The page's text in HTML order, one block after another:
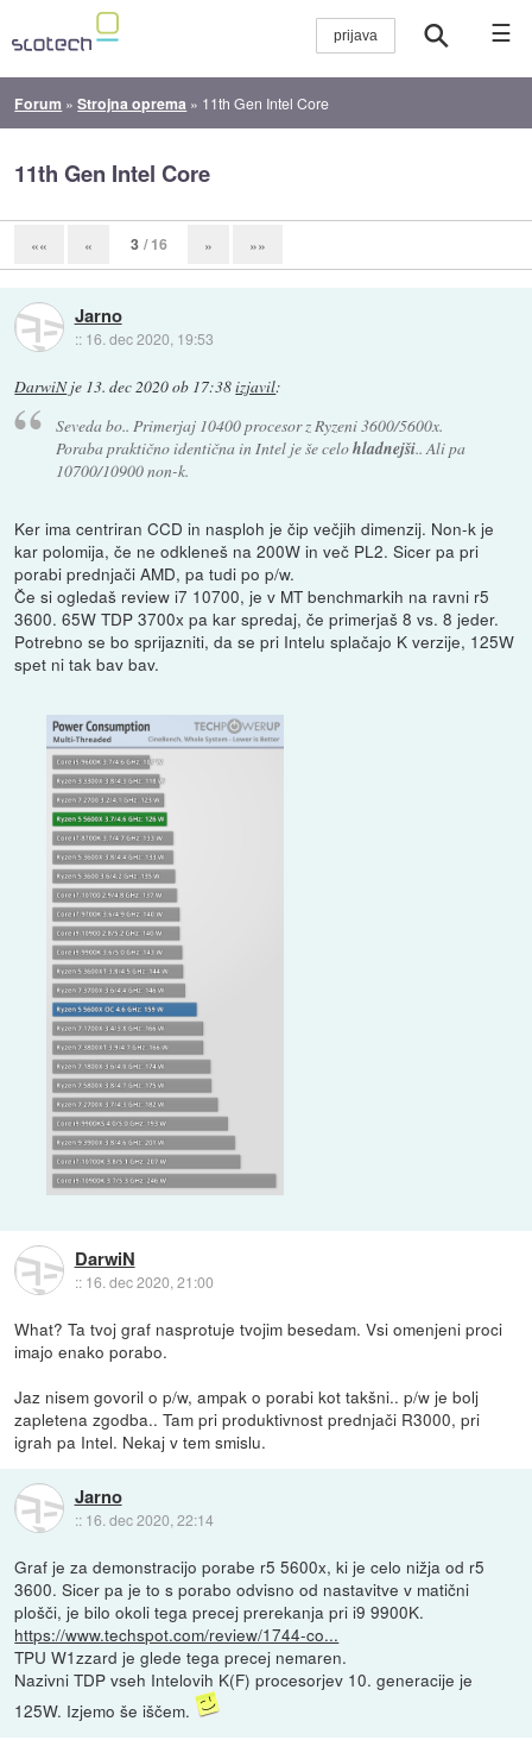
☰
Forum »Strojna oprema » 11th Gen Intel Core
11th Gen Intel Core
«« « 3 / 16 » »»
Jarno
:: 16. dec 2020, 19:53
DarwiNje 13. dec 2020 ob 17:38izjavil:
Seveda bo.. Primerjaj 10400 procesor z Ryzeni 3600/5600x.
Poraba praktično identična in Intel je še celohladnejši.. Ali pa
10700/10900 non-k.
Ker ima centriran CCD in nasploh je čip večjih dimenzij. Non-k je
kar polomija, če ne odkleneš na 200W in več PL2. Sicer pa pri
porabi prednjači AMD, pa tudi po p/w.
Če si ogledaš review i7 10700, je v MT benchmarkih na ravni r5
3600. 65W TDP 3700x pa kar spredaj, če primerjaš 8 vs. 8 jeder.
Potrebno se bo sprijazniti, da se pri Intelu splačajo K verzije, 125W
spet ni tak bav bav.
DarwiN
:: 16. dec 2020, 21:00
What? Ta tvoj graf nasprotuje tvojim besedam. Vsi omenjeni proci
imajo enako porabo.
Jaz nisem govoril o p/w, ampak o porabi kot takšni.. p/w je bolj
zapletena zgodba.. Tam pri produktivnost prednjači R3000, pri
igrah pa Intel. Nekaj v tem smislu.
Jarno
:: 16. dec 2020, 22:14
Graf je za demonstracijo porabe r5 5600x, ki je celo nižja od r5
3600. Sicer pa je to s porabo odvisno od nastavitve v matični
plošči, je bilo okoli tega precej prerekanja pri i9 9900K.
https://www.techspot.com/review/1744-co...
TPU W1zzard je glede tega precej nemaren.
Nazivni TDP vseh Intelovih K(F) procesorjev 10. generacije je
125W. Izjemo še iščem.